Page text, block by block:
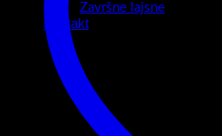
Završne lajsne
Kontakt